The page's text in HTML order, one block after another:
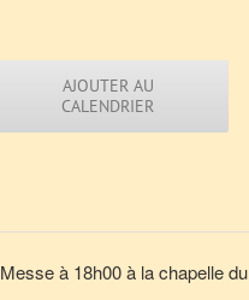
AJOUTER AU
CALENDRIER
Messe à 18h00 à la chapelle